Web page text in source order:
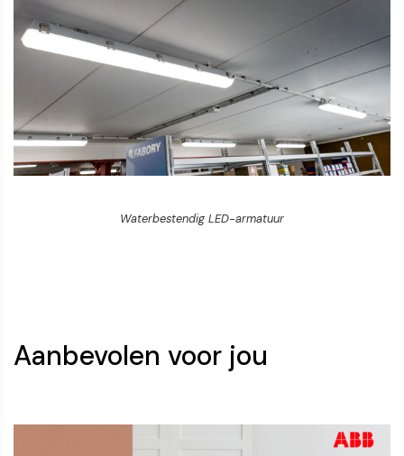
Waterbestendig LED-armatuur
Aanbevolen voor jou